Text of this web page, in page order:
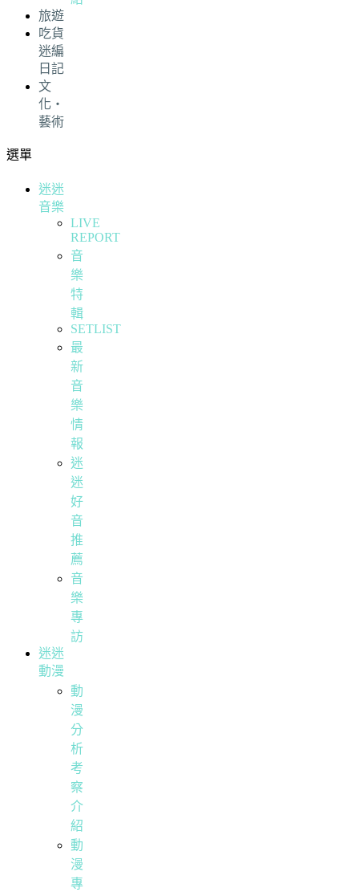
旅遊
吃貨
迷編
日記
文
化・
藝術
選單
迷迷
音樂
LIVE
REPORT
音
樂
特
輯
SETLIST
最
新
音
樂
情
報
迷
迷
好
音
推
薦
音
樂
專
訪
迷迷
動漫
動
漫
分
析
考
察
介
紹
動
漫
專